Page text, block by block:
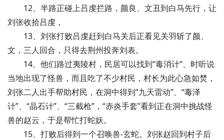
12、半路正碰上吕虔拦路，颜良、文丑到白马先行，让
刘张收拾吕虔，
13、刘张打败吕虔赶到白马关后正看见关羽斩了颜、
文，三人回合，只得去荆州投奔刘表。
14、他们路过夷陵村，民居可以找到“毒消计”、时听说
当地出现了怪兽，而且吃了不少村民，村长为此心急如焚，
刘张二人出手帮助村民，在洞中得到“九天雷动”、“毒泽
计”、“晶石计”、“三截枪”，“赤炎手套”看到正在洞中挑战怪
兽的赵云，于是帮忙打蛇妖。
15、打败后得到一个召唤兽-玄蛇。刘张赵回到村子后